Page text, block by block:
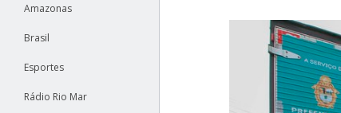
Amazonas
Brasil
Esportes
Rádio Rio Mar